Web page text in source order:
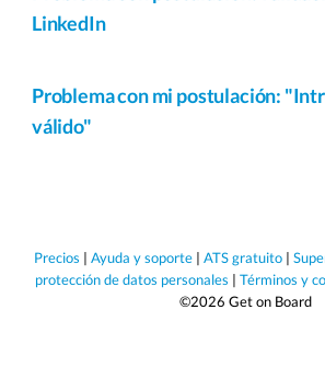
LinkedIn
Problema con mi postulación:
válido"
Precios | Ayuda y soporte | ATS gratuito |
protección de datos personales | Términos y
©2026 Get on Board